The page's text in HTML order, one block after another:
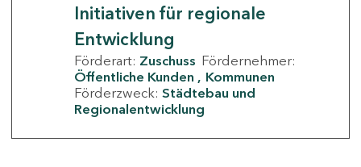
Initiativen für regionale
Entwicklung
Förderart: Zuschuss Fördernehmer:
Öffentliche Kunden
Kommunen
Förderzweck: Städtebau und
Regionalentwicklung